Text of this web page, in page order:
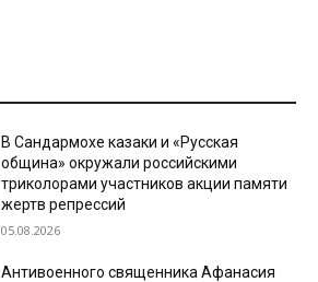
В Сандармохе казаки и «Русская
община» окружали российскими
триколорами участников акции памяти
жертв репрессий
05.08.2026
Антивоенного священника Афанасия